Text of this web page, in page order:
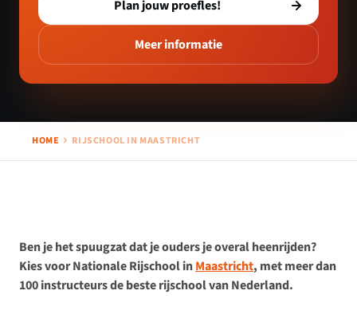
Plan jouw proefles!
Meer informatie
HOME RIJSCHOOL IN MAASTRICHT
Ben je het spuugzat dat je ouders je overal heenrijden?
Kies voor Nationale Rijschool inMaastricht, met meer dan
100 instructeurs de beste rijschool van Nederland.